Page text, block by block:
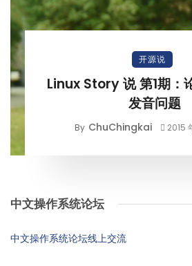
开源说
Linux Story 说 第1期：
发音问题
By ChuChingkai 2015
中文操作系统论坛
中文操作系统论坛线上交流